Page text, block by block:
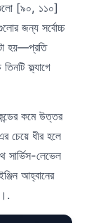
[৯০, ১১০]
জন্য সর্বোচ্চ
হয়—প্রতি
ফ্ল্যাগে
কমে উত্তর
চেয়ে ধীর হলে
সার্ভিস-লেভেল
আহ্বানের